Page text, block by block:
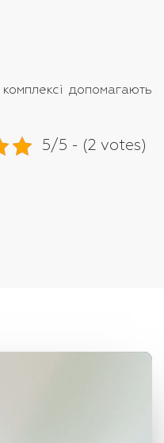
допомагають
5/5 - (2 votes)